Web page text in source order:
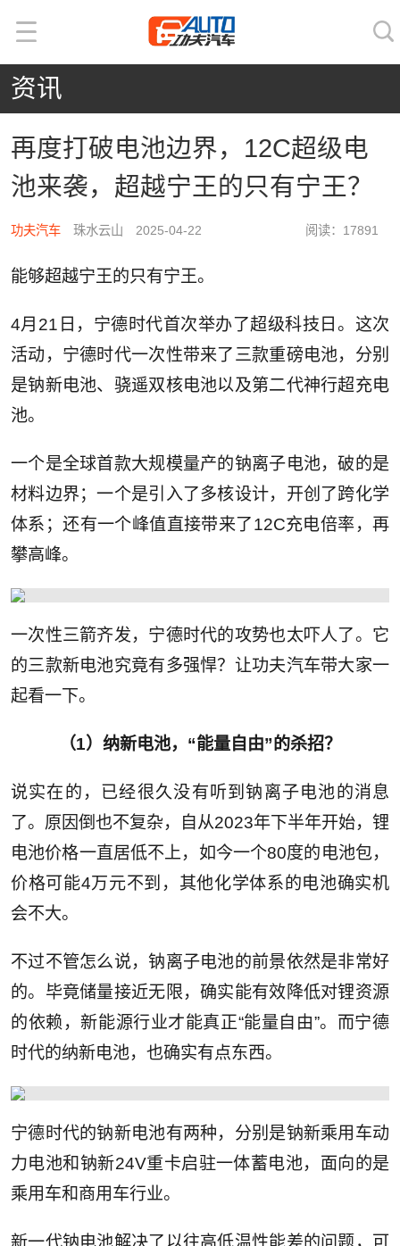
资讯
再度打破电池边界，12C超级电
池来袭，超越宁王的只有宁王？
功夫汽车珠水云山 2025-04-22 阅读：17891
能够超越宁王的只有宁王。
4月21日，宁德时代首次举办了超级科技日。这次
活动，宁德时代一次性带来了三款重磅电池，分别
是钠新电池、骁遥双核电池以及第二代神行超充电
池。‌‌
一个是全球首款大规模量产的钠离子电池，破的是
材料边界；一个是引入了多核设计，开创了跨化学
体系；还有一个峰值直接带来了12C充电倍率，再
攀高峰。
一次性三箭齐发，宁德时代的攻势也太吓人了。它
的三款新电池究竟有多强悍？让功夫汽车带大家一
起看一下。
（1）纳新电池，“能量自由”的杀招？
说实在的，已经很久没有听到钠离子电池的消息
了。原因倒也不复杂，自从2023年下半年开始，锂
电池价格一直居低不上，如今一个80度的电池包，
价格可能4万元不到，其他化学体系的电池确实机
会不大。
不过不管怎么说，钠离子电池的前景依然是非常好
的。毕竟储量接近无限，确实能有效降低对锂资源
的依赖，新能源行业才能真正“能量自由”。而宁德
时代的纳新电池，也确实有点东西。
宁德时代的钠新电池有两种，分别是钠新乘用车动
力电池和钠新24V重卡启驻一体蓄电池，面向的是
乘用车和商用车行业。